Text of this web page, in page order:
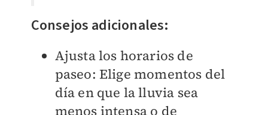
Consejos adicionales:
Ajusta los horarios de
paseo: Elige momentos del
día en que la lluvia sea
menos intensa o de